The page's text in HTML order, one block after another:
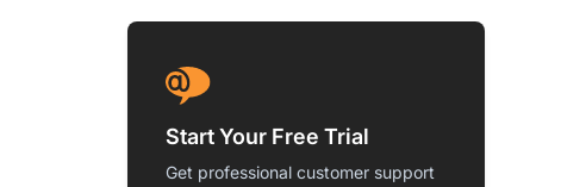
Start Your Free Trial
Get professional customer support